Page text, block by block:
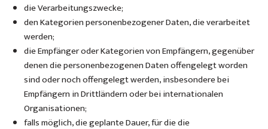
die Verarbeitungszwecke;
den Kategorien personenbezogener Daten, die verarbeitet
werden;
die Empfänger oder Kategorien von Empfängern, gegenüber
denen die personenbezogenen Daten offengelegt worden
sind oder noch offengelegt werden, insbesondere bei
Empfängern in Drittländern oder bei internationalen
Organisationen;
falls möglich, die geplante Dauer, für die die